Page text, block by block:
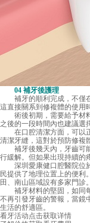
04 補牙後護理
補牙的順利完成，不僅在
這直接關系到修複體的使用
術後初期，需要給予材料
之後的一段時間內也建議選
在口腔清潔方面，可以正
清潔牙縫，這對於預防修複
補牙後幾天內，牙齒可能
行緩解。但如果出現持續的
深圳愛康健口腔醫院位於
民提供了地理位置上的便利
田、南山區域設有多家門診。
補牙材料的堅固，如同每
不再引發牙齒的警報，當鏡
生活的舒適區。
看牙活动点击获取详情